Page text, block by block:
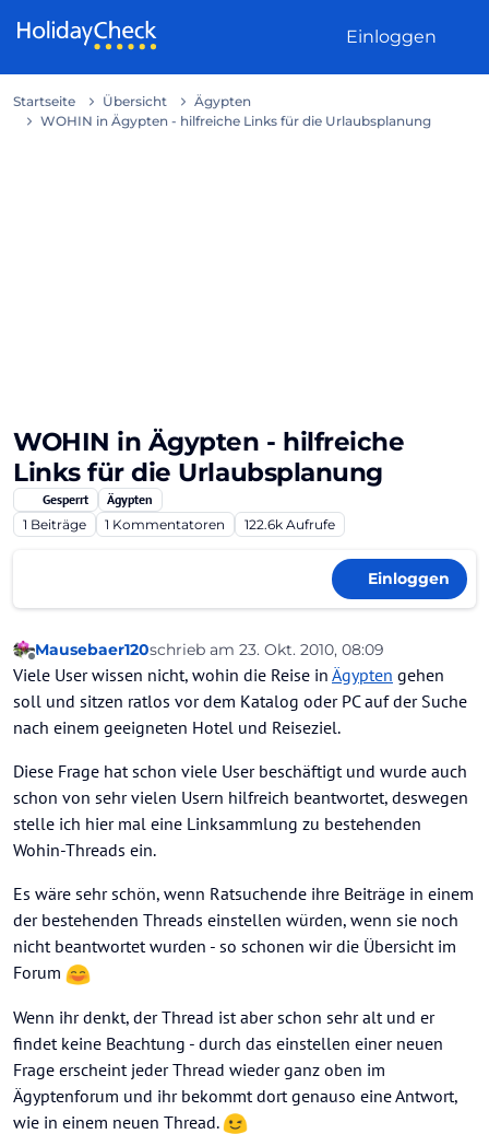
Einloggen
Startseite Übersicht
Ägypten
WOHIN in Ägypten - hilfreiche Links für die Urlaubsplanung
WOHIN in Ägypten - hilfreiche
Links für die Urlaubsplanung
Gesperrt
Ägypten
1 Beiträge 1 Kommentatoren 122.6k Aufrufe
Einloggen
Offline
Mausebaer120schrieb am 23. Okt. 2010, 08:09
zuletzt editiert von
Viele User wissen nicht, wohin die Reise in Ägypten gehen
soll und sitzen ratlos vor dem Katalog oder PC auf der Suche
nach einem geeigneten Hotel und Reiseziel.
Diese Frage hat schon viele User beschäftigt und wurde auch
schon von sehr vielen Usern hilfreich beantwortet, deswegen
stelle ich hier mal eine Linksammlung zu bestehenden
Wohin-Threads ein.
Es wäre sehr schön, wenn Ratsuchende ihre Beiträge in einem
der bestehenden Threads einstellen würden, wenn sie noch
nicht beantwortet wurden - so schonen wir die Übersicht im
Forum
Wenn ihr denkt, der Thread ist aber schon sehr alt und er
findet keine Beachtung - durch das einstellen einer neuen
Frage erscheint jeder Thread wieder ganz oben im
Ägyptenforum und ihr bekommt dort genauso eine Antwort,
wie in einem neuen Thread.